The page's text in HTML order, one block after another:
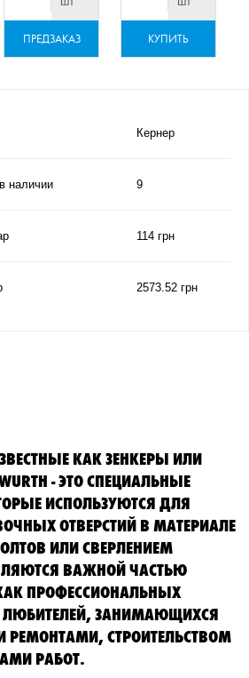
ПРЕДЗАКАЗ КУПИТЬ
Кернер
наличии 9
114 грн
2573.52 грн
КАК ЗЕНКЕРЫ ИЛИ
- ЭТО СПЕЦИАЛЬНЫЕ
ИСПОЛЬЗУЮТСЯ ДЛЯ
ОТВЕРСТИЙ В МАТЕРИАЛЕ
ИЛИ СВЕРЛЕНИЕМ
ВАЖНОЙ ЧАСТЬЮ
ПРОФЕССИОНАЛЬНЫХ
ЗАНИМАЮЩИХСЯ
СТРОИТЕЛЬСТВОМ
РАБОТ.